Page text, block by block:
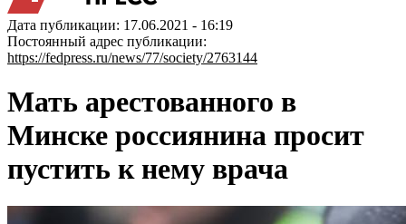
Дата публикации: 17.06.2021 - 16:19
Постоянный адрес публикации:
https://fedpress.ru/news/77/society/2763144
Мать арестованного в
Минске россиянина просит
пустить к нему врача